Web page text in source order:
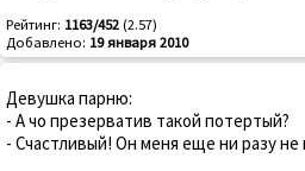
Рейтинг: 1163/452 (2.57)
Добавлено: 19 января 2010
Девушка парню:
- А чо презерватив такой потертый?
- Счастливый! Он меня еще ни разу не